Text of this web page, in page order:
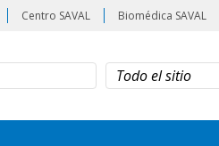
Centro SAVAL Biomédica SAVAL